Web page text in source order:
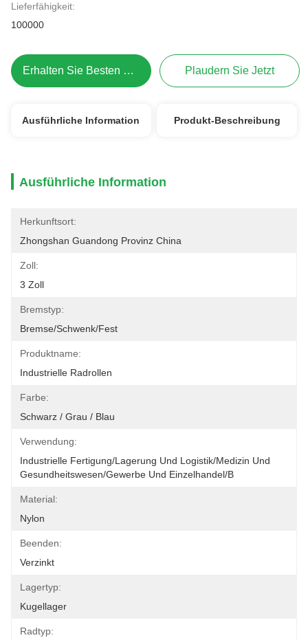
Lieferfähigkeit:
100000
Erhalten Sie Besten Preis Plaudern Sie Jetzt
Ausführliche Information Produkt-Beschreibung
Ausführliche Information
Herkunftsort:
Zhongshan Guandong Provinz China
Zoll:
3 Zoll
Bremstyp:
Bremse/Schwenk/Fest
Produktname:
Industrielle Radrollen
Farbe:
Schwarz / Grau / Blau
Verwendung:
Industrielle Fertigung/Lagerung Und Logistik/Medizin Und
Gesundheitswesen/Gewerbe Und Einzelhandel/B
Material:
Nylon
Beenden:
Verzinkt
Lagertyp:
Kugellager
Radtyp: